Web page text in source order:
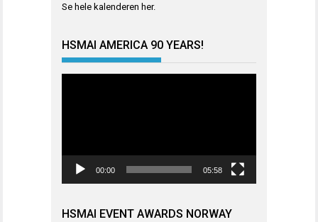
Se hele kalenderen her.
HSMAI AMERICA 90 YEARS!
00:00 05:58
HSMAI EVENT AWARDS NORWAY